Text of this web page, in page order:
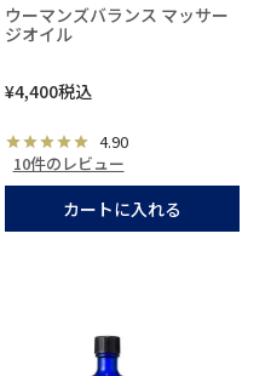
ウーマンズバランス マッサー
ジオイル
¥4,400税込
4.90
10件のレビュー
カートに入れる